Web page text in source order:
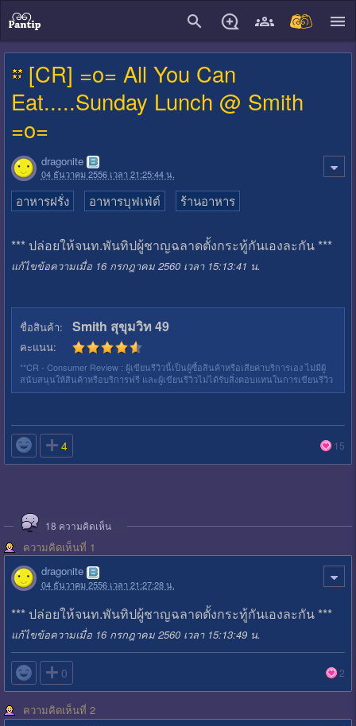
[CR] =o= All You Can
Eat.....Sunday Lunch @ Smith
=o=
dragonite
04 ธันวาคม 2556 เวลา 21:25:44 น.
อาหารฝรั่ง อาหารบุฟเฟ่ต์ ร้านอาหาร
*** ปล่อยให้จนท.พันทิปผู้ชาญฉลาดตั้งกระทู้กันเองละกัน ***
แก้ไขข้อความเมื่อ 16 กรกฎาคม 2560 เวลา 15:13:41 น.
ชื่อสินค้า: Smith สุขุมวิท 49
คะแนน:
**CR - Consumer Review : ผู้เขียนรีวิวนี้เป็นผู้ซื้อสินค้าหรือเสียค่าบริการเอง ไม่มีผู้
สนับสนุนให้สินค้าหรือบริการฟรี และผู้เขียนรีวิวไม่ได้รับสิ่งตอบแทนในการเขียนรีวิว
 4 15
18 ความคิดเห็น
ความคิดเห็นที่ 1
dragonite
04 ธันวาคม 2556 เวลา 21:27:28 น.
*** ปล่อยให้จนท.พันทิปผู้ชาญฉลาดตั้งกระทู้กันเองละกัน ***
แก้ไขข้อความเมื่อ 16 กรกฎาคม 2560 เวลา 15:13:49 น.
 0 2
ความคิดเห็นที่ 2
close